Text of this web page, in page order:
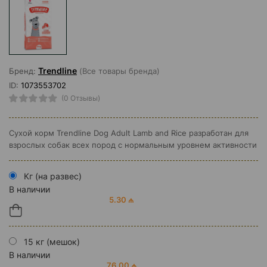
Бренд: Trendline (Все товары бренда)
ID: 1073553702
(0 Отзывы)
Сухой корм Trendline Dog Adult Lamb and Rice разработан для
взрослых собак всех пород с нормальным уровнем активности
Кг (на развес)
В наличии
5.30 ₼
15 кг (мешок)
В наличии